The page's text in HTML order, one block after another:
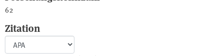
62
Zitation